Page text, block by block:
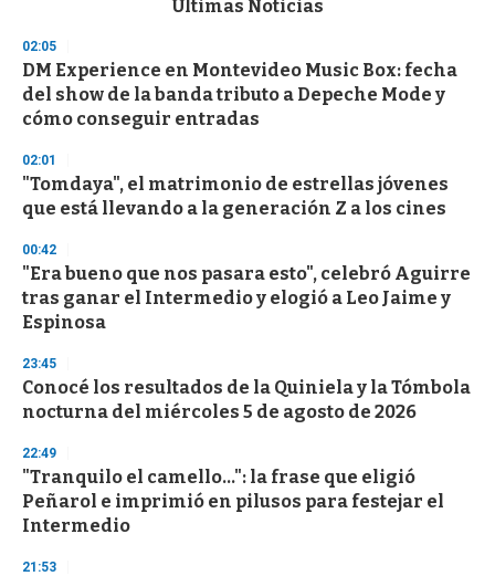
d
s
o
f
3
s
e
o
d
s
Últimas Noticias
02:05
DM Experience en Montevideo Music Box: fecha
del show de la banda tributo a Depeche Mode y
cómo conseguir entradas
02:01
"Tomdaya", el matrimonio de estrellas jóvenes
que está llevando a la generación Z a los cines
00:42
"Era bueno que nos pasara esto", celebró Aguirre
tras ganar el Intermedio y elogió a Leo Jaime y
Espinosa
23:45
Conocé los resultados de la Quiniela y la Tómbola
nocturna del miércoles 5 de agosto de 2026
22:49
"Tranquilo el camello...": la frase que eligió
Peñarol e imprimió en pilusos para festejar el
Intermedio
21:53